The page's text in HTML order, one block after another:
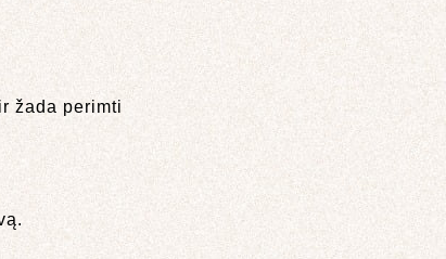
žada perimti